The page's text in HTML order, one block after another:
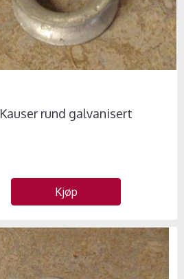
Kauser rund galvanisert
Kjøp